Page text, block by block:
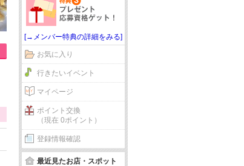
[→メンバー特典の詳細をみる]
お気に入り
行きたいイベント
マイページ
ポイント交換
（現在 0ポイント）
登録情報確認
最近見たお店・スポット